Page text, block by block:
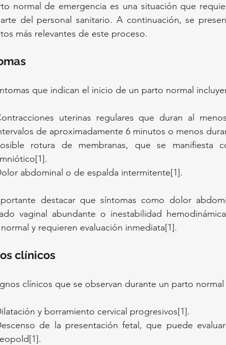
normal de emergencia es una situación que
del personal sanitario. A continuación, se
más relevantes de este proceso.
que indican el inicio de un parto normal
uterinas regulares que duran al
de aproximadamente 6 minutos o menos
rotura de membranas, que se manifiesta
abdominal o de espalda intermitente[1].
destacar que síntomas como dolor
vaginal abundante o inestabilidad
y requieren evaluación inmediata[1].
clínicos
clínicos que se observan durante un parto
y borramiento cervical progresivos[1].
de la presentación fetal, que puede